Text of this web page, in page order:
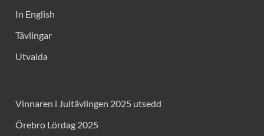
In English
Tävlingar
Utvalda
Vinnaren i Jultävlingen 2025 utsedd
Örebro Lördag 2025